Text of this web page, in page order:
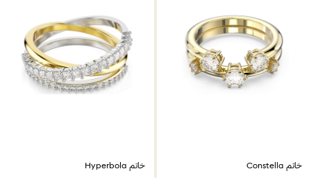
خاتم Constella خاتم Hyperbola